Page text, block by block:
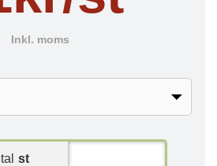
Inkl. moms
st